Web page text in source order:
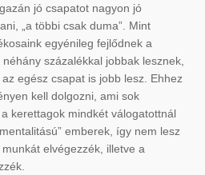
jó csapatot nagyon jó
„a többi csak duma”. Mint
egyénileg fejlődnek a
százalékkal jobbak lesznek,
egész csapat is jobb lesz. Ehhez
kell dolgozni, ami sok
kerettagok mindkét válogatottnál
emberek, így nem lesz
elvégezzék, illetve a